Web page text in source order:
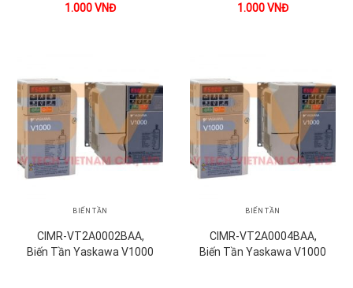
1.000VNĐ 1.000VNĐ
BIẾN TẦN
CIMR-VT2A0002BAA,
Biến Tần Yaskawa V1000
BIẾN TẦN
CIMR-VT2A0004BAA,
Biến Tần Yaskawa V1000